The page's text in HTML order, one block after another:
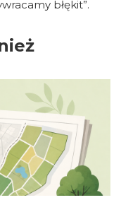
błękit”.